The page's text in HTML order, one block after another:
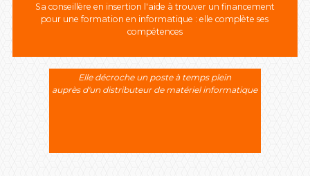
Sa conseillère en insertion l'aide à trouver un financement
pour une formation en informatique : elle complète ses
compétences
Elle décroche un poste à temps plein
auprès d'un distributeur de matériel informatique